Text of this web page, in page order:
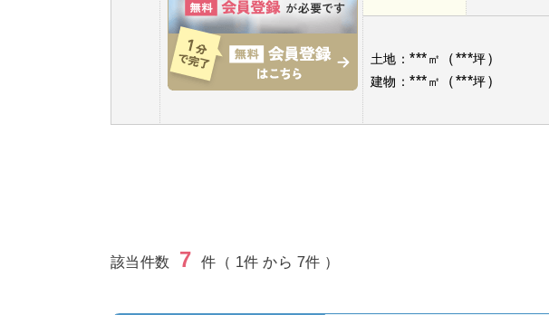
土地：***㎡ （***坪）
建物：***㎡ （***坪）
該当件数 7 件（ 1件 から 7件 ）